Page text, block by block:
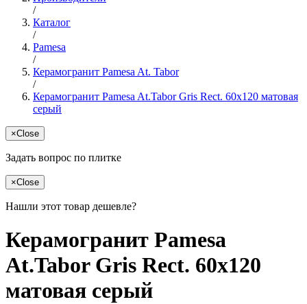
/
Каталог
/
Pamesa
/
Керамогранит Pamesa At. Tabor
/
Керамогранит Pamesa At.Tabor Gris Rect. 60x120 матовая
серый
×Close
Задать вопрос по плитке
×Close
Нашли этот товар дешевле?
Керамогранит Pamesa
At.Tabor Gris Rect. 60x120
матовая серый